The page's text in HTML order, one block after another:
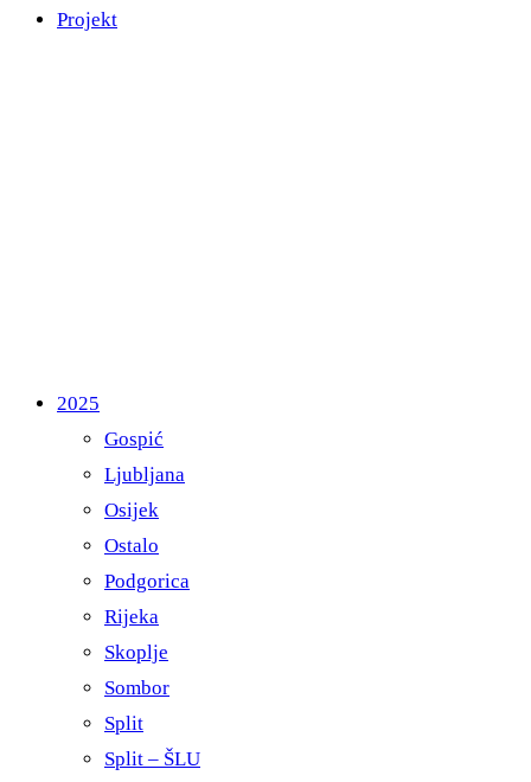
Projekt
2025
Gospić
Ljubljana
Osijek
Ostalo
Podgorica
Rijeka
Skoplje
Sombor
Split
Split – ŠLU